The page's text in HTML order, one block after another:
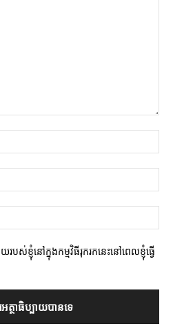
ស់ខ្ញុំនៅក្នុងកម្មវិធីរុករកនេះនៅពេលខ្ញុំធ្វើ